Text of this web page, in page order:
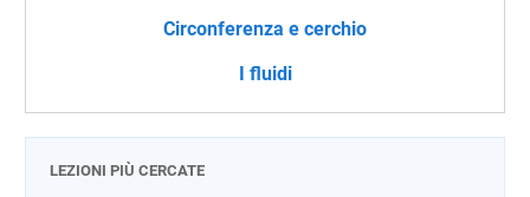
Circonferenza e cerchio
I fluidi
LEZIONI PIÙ CERCATE